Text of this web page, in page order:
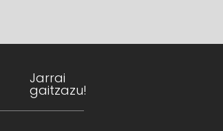
Jarrai
gaitzazu!